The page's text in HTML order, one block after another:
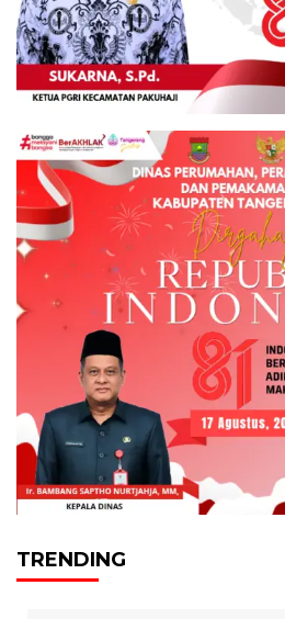
TRENDING